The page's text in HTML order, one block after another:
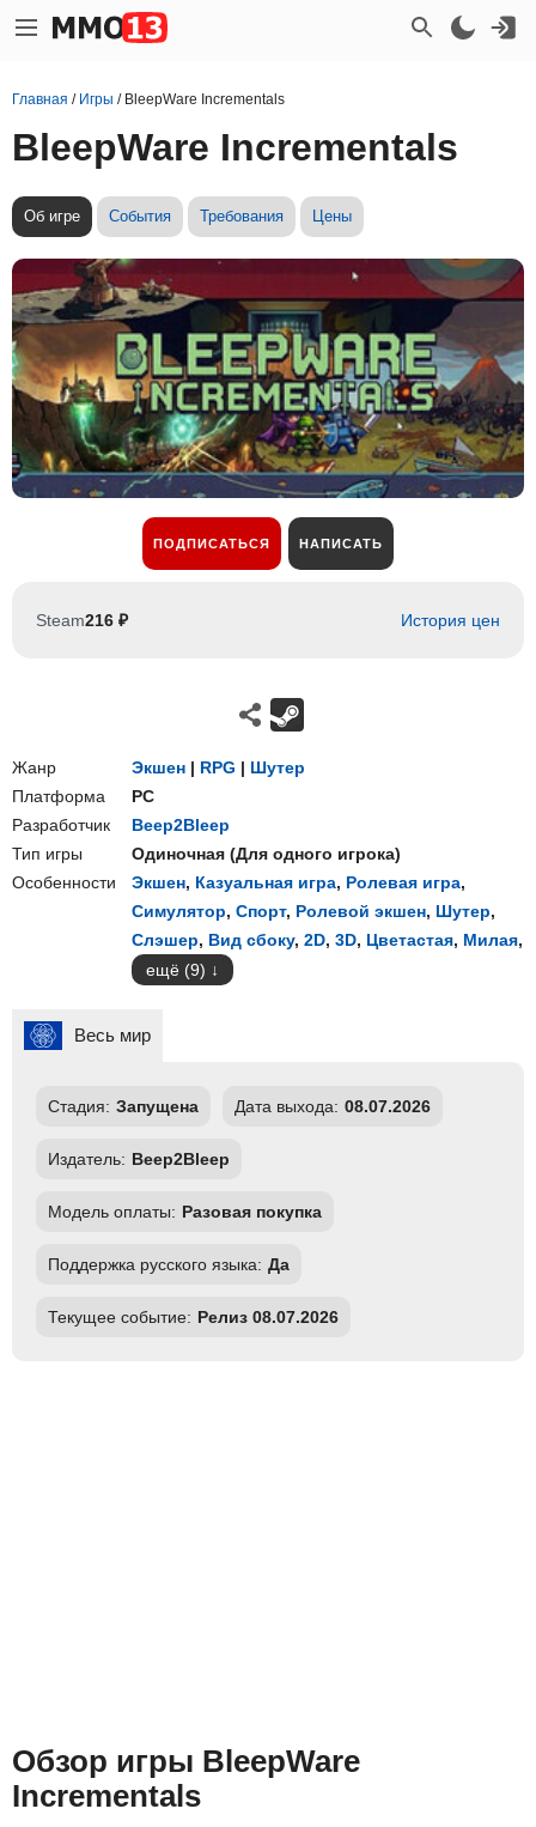
Главная / Игры / BleepWare Incrementals
BleepWare Incrementals
Об игре События Требования Цены
ПОДПИСАТЬСЯ НАПИСАТЬ
Steam216 ₽ История цен
Жанр Экшен | RPG | Шутер
Платформа
PC
Разработчик
Beep2Bleep
Тип игры
Одиночная (Для одного игрока)
Особенности
Экшен, Казуальная игра, Ролевая игра,
Симулятор, Спорт, Ролевой экшен, Шутер,
Слэшер, Вид сбоку, 2D, 3D, Цветастая, Милая,
ещё (9)
Весь мир
Стадия: Запущена Дата выхода: 08.07.2026
Издатель: Beep2Bleep
Модель оплаты: Разовая покупка
Поддержка русского языка: Да
Текущее событие: Релиз 08.07.2026
Обзор игры BleepWare
Incrementals